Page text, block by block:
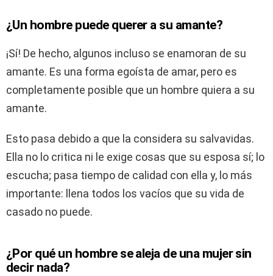
¿Un hombre puede querer a su amante?
¡Sí! De hecho, algunos incluso se enamoran de su
amante. Es una forma egoísta de amar, pero es
completamente posible que un hombre quiera a su
amante.
Esto pasa debido a que la considera su salvavidas.
Ella no lo critica ni le exige cosas que su esposa sí; lo
escucha; pasa tiempo de calidad con ella y, lo más
importante: llena todos los vacíos que su vida de
casado no puede.
¿Por qué un hombre se aleja de una mujer sin
decir nada?